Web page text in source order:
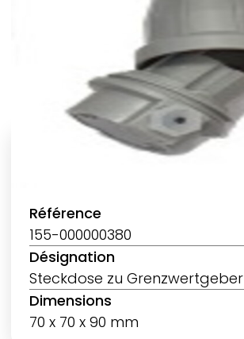
Référence
155-000000380
Désignation
Steckdose zu Grenzwertgeber
Dimensions
70 x 70 x 90 mm